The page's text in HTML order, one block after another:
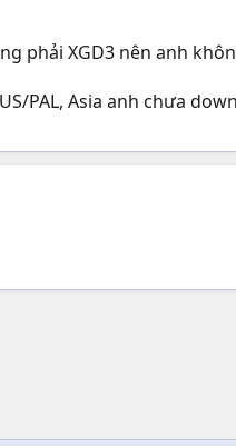
phải XGD3 nên anh
PAL, Asia anh chưa